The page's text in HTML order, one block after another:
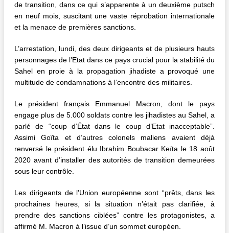
de transition, dans ce qui s’apparente à un deuxième putsch
en neuf mois, suscitant une vaste réprobation internationale
et la menace de premières sanctions.
L’arrestation, lundi, des deux dirigeants et de plusieurs hauts
personnages de l’Etat dans ce pays crucial pour la stabilité du
Sahel en proie à la propagation jihadiste a provoqué une
multitude de condamnations à l’encontre des militaires.
Le président français Emmanuel Macron, dont le pays
engage plus de 5.000 soldats contre les jihadistes au Sahel, a
parlé de “coup d’État dans le coup d’Etat inacceptable”.
Assimi Goïta et d’autres colonels maliens avaient déjà
renversé le président élu Ibrahim Boubacar Keïta le 18 août
2020 avant d’installer des autorités de transition demeurées
sous leur contrôle.
Les dirigeants de l’Union européenne sont “prêts, dans les
prochaines heures, si la situation n’était pas clarifiée, à
prendre des sanctions ciblées” contre les protagonistes, a
affirmé M. Macron à l’issue d’un sommet européen.